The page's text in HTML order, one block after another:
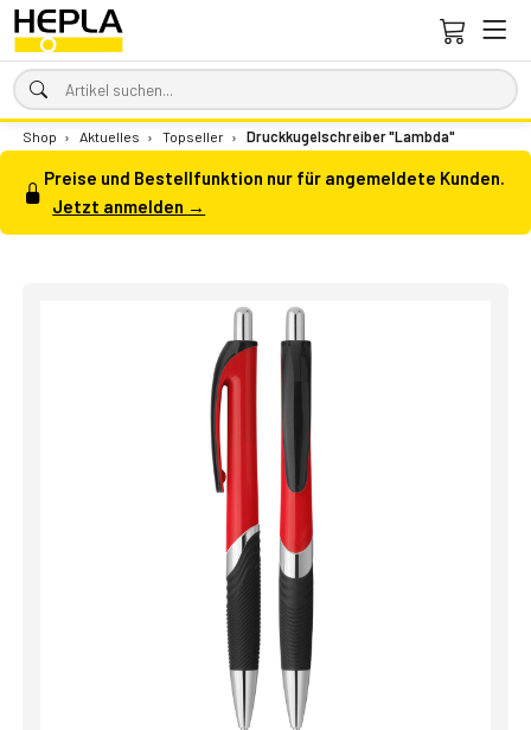
Shop › Aktuelles › Topseller › Druckkugelschreiber "Lambda"
Preise und Bestellfunktion nur für angemeldete Kunden.
Jetzt anmelden →